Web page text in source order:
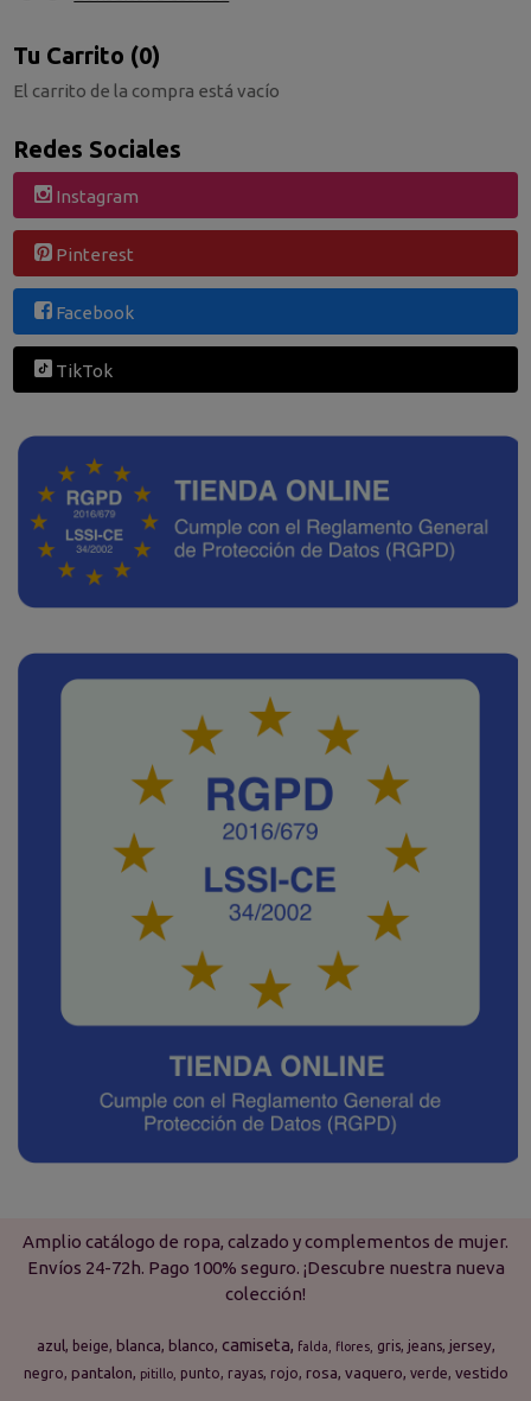
Tu Carrito (0)
El carrito de la compra está vacío
Redes Sociales
Instagram
Pinterest
Facebook
TikTok
Amplio catálogo de ropa, calzado y complementos de mujer.
Envíos 24-72h. Pago 100% seguro. ¡Descubre nuestra nueva
colección!
azul beige blanca blanco camiseta falda flores gris jeans jersey
negro pantalon pitillo punto rayas rojo rosa vaquero verde vestido